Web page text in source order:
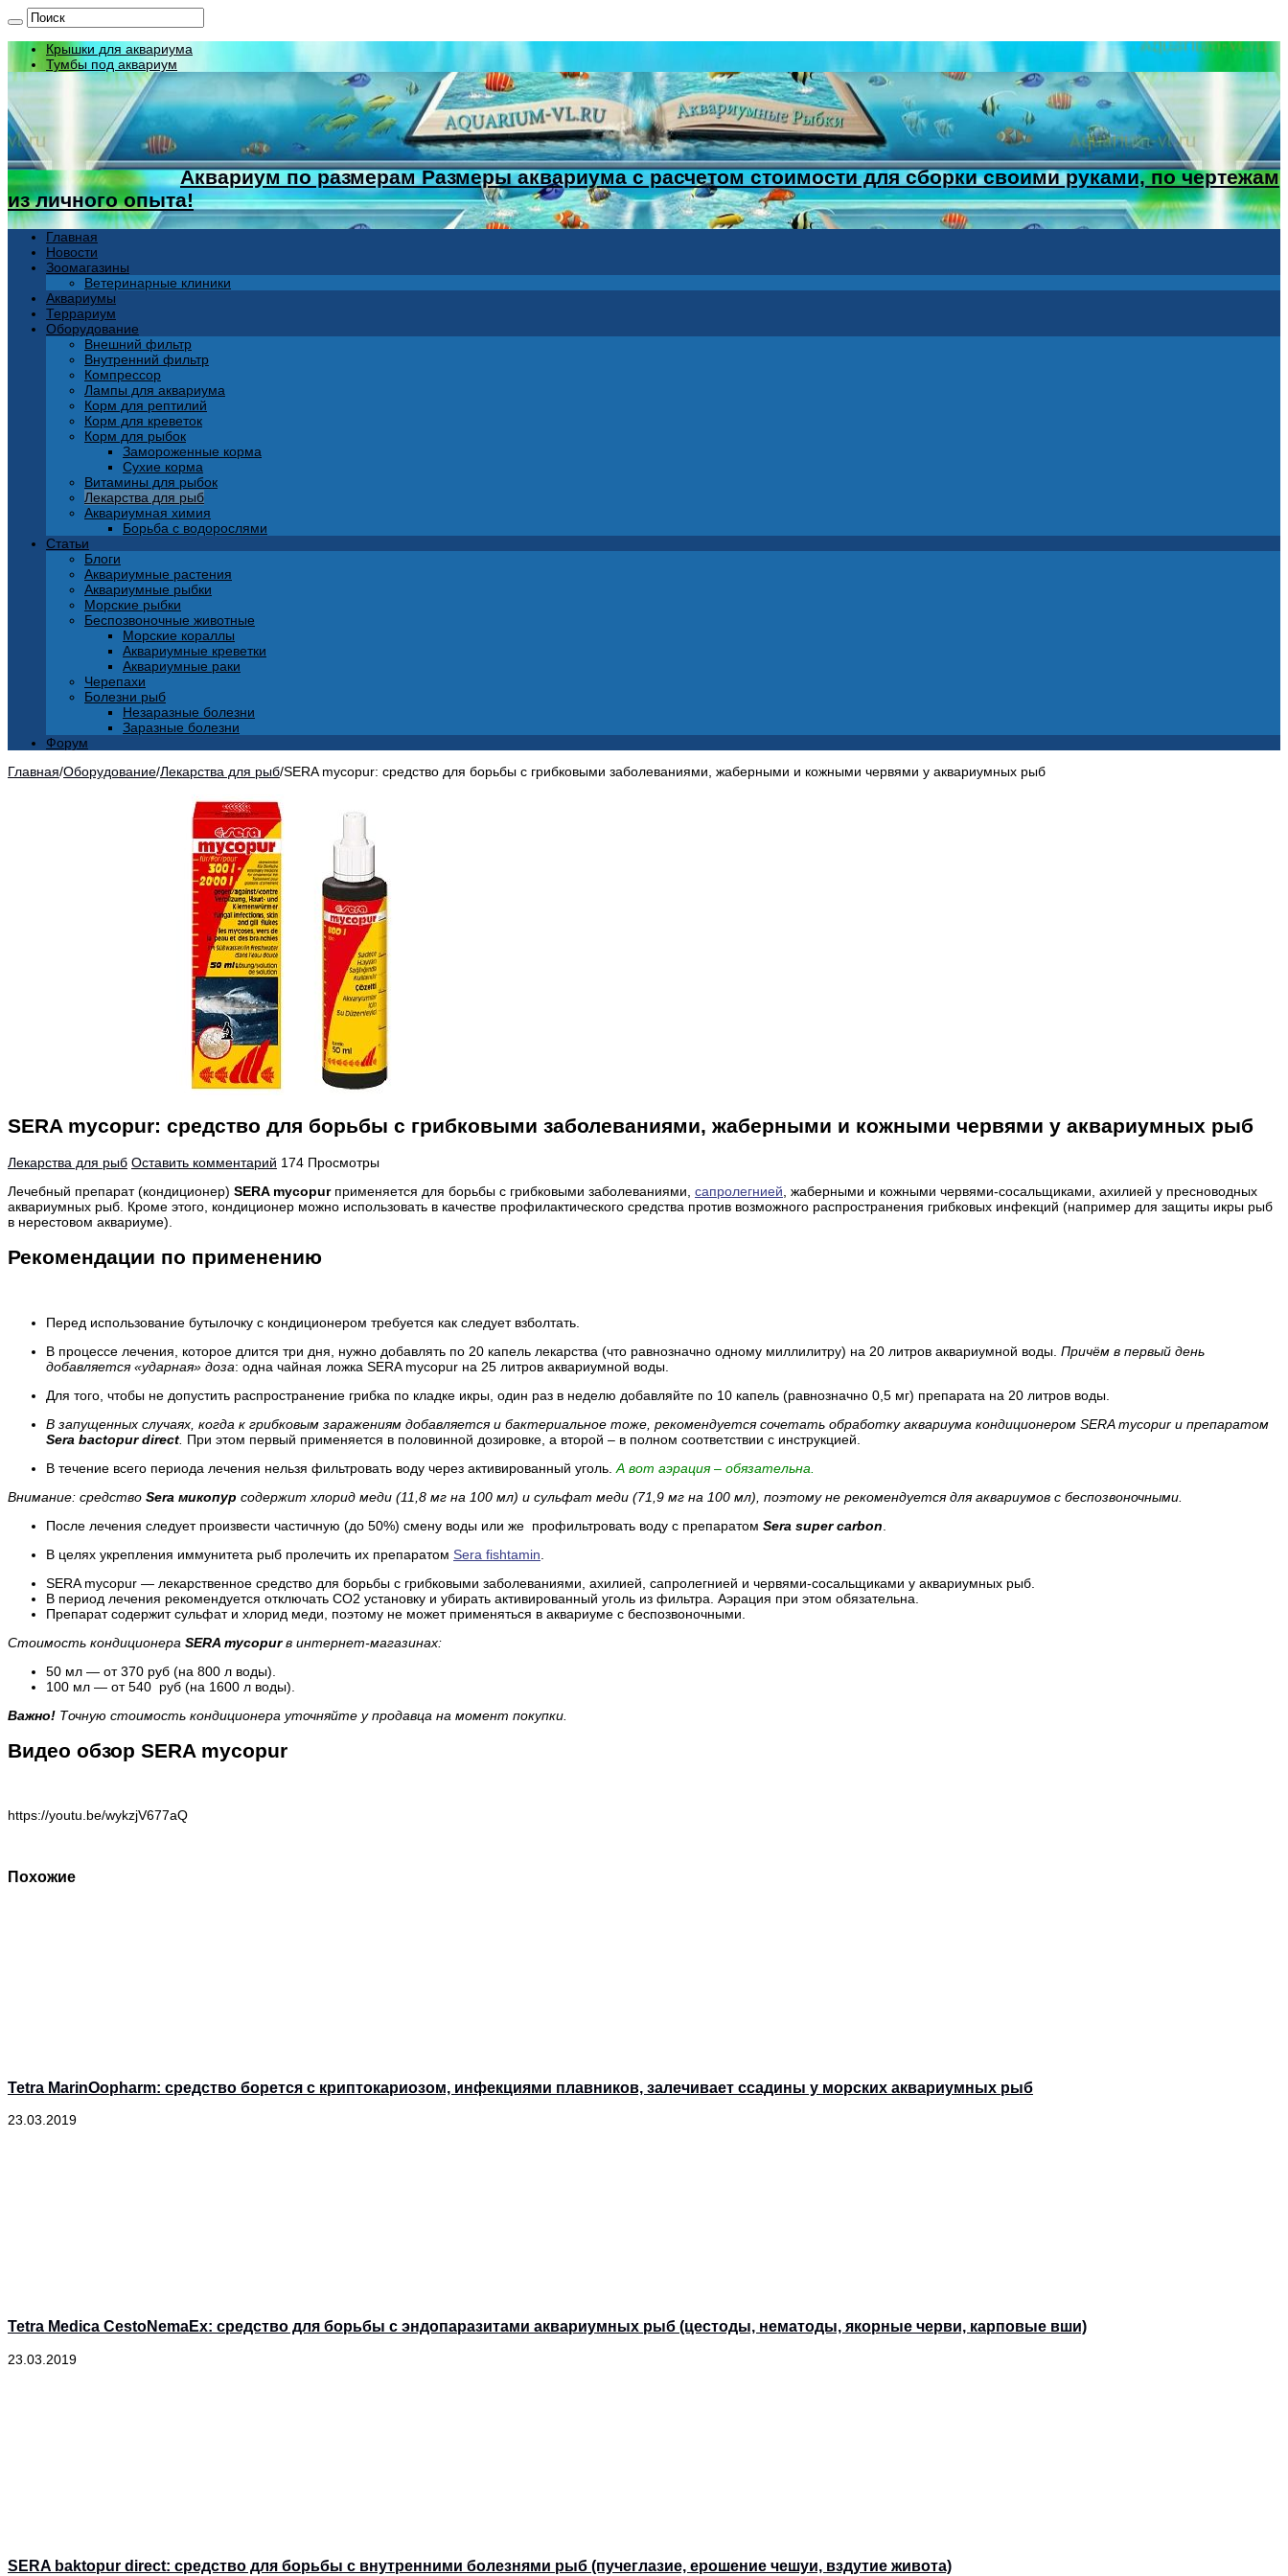
Крышки для аквариума
Тумбы под аквариум
Аквариум по размерам Размеры аквариума с расчетом стоимости для сборки своими руками, по чертежам
из личного опыта!
Главная
Новости
Зоомагазины
Ветеринарные клиники
Аквариумы
Террариум
Оборудование
Внешний фильтр
Внутренний фильтр
Компрессор
Лампы для аквариума
Корм для рептилий
Корм для креветок
Корм для рыбок
Замороженные корма
Сухие корма
Витамины для рыбок
Лекарства для рыб
Аквариумная химия
Борьба с водорослями
Статьи
Блоги
Аквариумные растения
Аквариумные рыбки
Морские рыбки
Беспозвоночные животные
Морские кораллы
Аквариумные креветки
Аквариумные раки
Черепахи
Болезни рыб
Незаразные болезни
Заразные болезни
Форум
Главная/Оборудование/Лекарства для рыб/SERA mycopur: средство для борьбы с грибковыми заболеваниями, жаберными и кожными червями у аквариумных рыб
SERA mycopur: средство для борьбы с грибковыми заболеваниями, жаберными и кожными червями у аквариумных рыб
Лекарства для рыб Оставить комментарий 174 Просмотры
Лечебный препарат (кондиционер) SERA mycopurприменяется для борьбы с грибковыми заболеваниями, сапролегнией , жаберными и кожными червями-сосальщиками, ахилией у пресноводных
аквариумных рыб. Кроме этого, кондиционер можно использовать в качестве профилактического средства против возможного распространения грибковых инфекций (например для защиты икры рыб
в нерестовом аквариуме).
Рекомендации по применению
Перед использование бутылочку с кондиционером требуется как следует взболтать.
В процессе лечения, которое длится три дня, нужно добавлять по 20 капель лекарства (что равнозначно одному миллилитру) на 20 литров аквариумной воды. Причём в первый день
добавляется «ударная» доза: одна чайная ложка SERA mycopur на 25 литров аквариумной воды.
Для того, чтобы не допустить распространение грибка по кладке икры, один раз в неделю добавляйте по 10 капель (равнозначно 0,5 мг) препарата на 20 литров воды.
В запущенных случаях , когда к грибковым заражениям добавляется и бактериальное тоже, рекомендуется сочетать обработку аквариума кондиционером SERA mycopur и препаратом
Sera bactopur direct При этом первый применяется в половинной дозировке, а второй – в полном соответствии с инструкцией.
В течение всего периода лечения нельзя фильтровать воду через активированный уголь. А вот аэрация – обязательна.
Внимание: средство Sera микопур содержит хлорид меди (11,8 мг на 100 мл) и сульфат меди (71,9 мг на 100 мл), поэтому не рекомендуется для аквариумов с беспозвоночными.
После лечения следует произвести частичную (до 50%) смену воды или же профильтровать воду с препаратом Sera super carbon
В целях укрепления иммунитета рыб пролечить их препаратом Sera fishtamin
SERA mycopur — лекарственное средство для борьбы с грибковыми заболеваниями, ахилией, сапролегнией и червями-сосальщиками у аквариумных рыб.
В период лечения рекомендуется отключать СО2 установку и убирать активированный уголь из фильтра. Аэрация при этом обязательна.
Препарат содержит сульфат и хлорид меди, поэтому не может применяться в аквариуме с беспозвоночными.
Стоимость кондиционера SERA mycopurв интернет-магазинах:
50 мл — от370 руб (на 800 л воды).
100 мл — от540 руб (на 1600 л воды).
Важно! Точную стоимость кондиционера уточняйте у продавца на момент покупки.
Видео обзор SERA mycopur
https://youtu.be/wykzjV677aQ
Похожие
Tetra MarinOopharm: средство борется с криптокариозом, инфекциями плавников, залечивает ссадины у морских аквариумных рыб
23.03.2019
Tetra Medica CestoNemaEx: средство для борьбы с эндопаразитами аквариумных рыб (цестоды, нематоды, якорные черви, карповые вши)
23.03.2019
SERA baktopur direct: средство для борьбы с внутренними болезнями рыб (пучеглазие, ерошение чешуи, вздутие живота)